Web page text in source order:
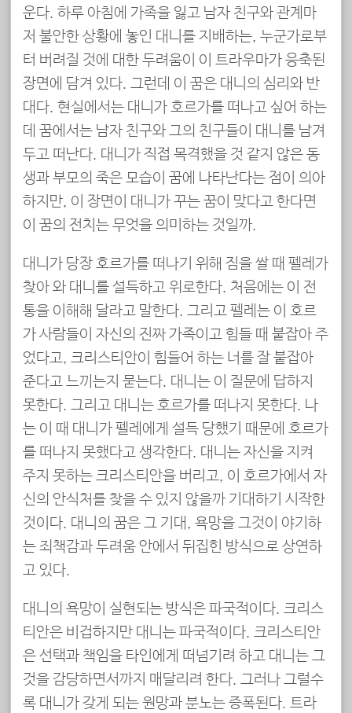
운다. 하루 아침에 가족을 잃고 남자 친구와 관계마
저 불안한 상황에 놓인 대니를 지배하는, 누군가로부
터 버려질 것에 대한 두려움이 이 트라우마가 응축된
장면에 담겨 있다. 그런데 이 꿈은 대니의 심리와 반
대다. 현실에서는 대니가 호르가를 떠나고 싶어 하는
데 꿈에서는 남자 친구와 그의 친구들이 대니를 남겨
두고 떠난다. 대니가 직접 목격했을 것 같지 않은 동
생과 부모의 죽은 모습이 꿈에 나타난다는 점이 의아
하지만, 이 장면이 대니가 꾸는 꿈이 맞다고 한다면
이 꿈의 전치는 무엇을 의미하는 것일까.
대니가 당장 호르가를 떠나기 위해 짐을 쌀 때 펠레가
찾아 와 대니를 설득하고 위로한다. 처음에는 이 전
통을 이해해 달라고 말한다. 그리고 펠레는 이 호르
가 사람들이 자신의 진짜 가족이고 힘들 때 붙잡아 주
었다고, 크리스티안이 힘들어 하는 너를 잘 붙잡아
준다고 느끼는지 묻는다. 대니는 이 질문에 답하지
못한다. 그리고 대니는 호르가를 떠나지 못한다. 나
는 이 때 대니가 펠레에게 설득 당했기 때문에 호르가
를 떠나지 못했다고 생각한다. 대니는 자신을 지켜
주지 못하는 크리스티안을 버리고, 이 호르가에서 자
신의 안식처를 찾을 수 있지 않을까 기대하기 시작한
것이다. 대니의 꿈은 그 기대, 욕망을 그것이 야기하
는 죄책감과 두려움 안에서 뒤집힌 방식으로 상연하
고 있다.
대니의 욕망이 실현되는 방식은 파국적이다. 크리스
티안은 비겁하지만 대니는 파국적이다. 크리스티안
은 선택과 책임을 타인에게 떠넘기려 하고 대니는 그
것을 감당하면서까지 매달리려 한다. 그러나 그럴수
록 대니가 갖게 되는 원망과 분노는 증폭된다. 트라